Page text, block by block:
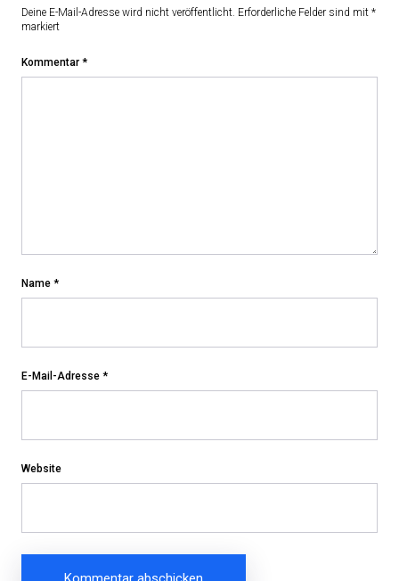
Deine E-Mail-Adresse wird nicht veröffentlicht. Erforderliche Felder sind mit *
markiert
Kommentar *
Name *
E-Mail-Adresse *
Website